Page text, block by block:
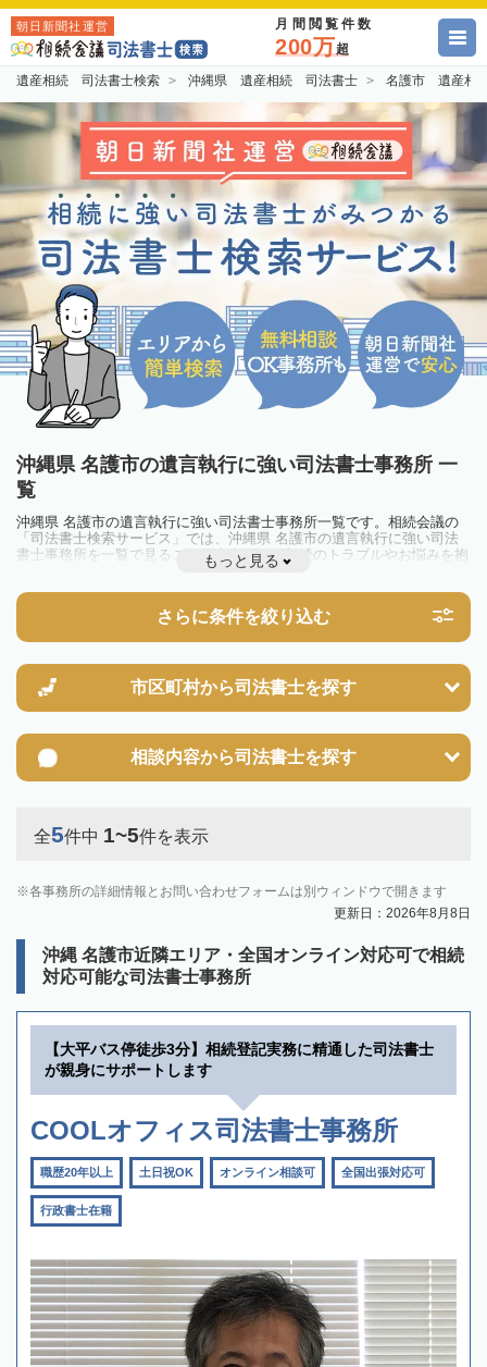
朝日新聞社運営 月間閲覧件数
200万超
遺産相続 司法書士検索 沖縄県 遺産相続 司法書士 名護市 遺産相
沖縄県 名護市の遺言執行に強い司法書士事務所 一
覧
沖縄県 名護市の遺言執行に強い司法書士事務所一覧です。相続会議の
「司法書士検索サービス」では、沖縄県 名護市の遺言執行に強い司法
書士事務所を一覧で見ることが出来ます。相続のトラブルやお悩みを抱
えている方は一度近隣の司法書士に相談してみましょう。
もっと見る
さらに条件を絞り込む
市区町村から司法書士を探す
相談内容から司法書士を探す
全5件中 1~5件を表示
各事務所の詳細情報とお問い合わせフォームは別ウィンドウで開きます
更新日：2026年8月8日
沖縄 名護市近隣エリア・全国オンライン対応可で相続
対応可能な司法書士事務所
【大平バス停徒歩3分】相続登記実務に精通した司法書士
が親身にサポートします
COOLオフィス司法書士事務所
職歴20年以上 土日祝OK オンライン相談可 全国出張対応可
行政書士在籍